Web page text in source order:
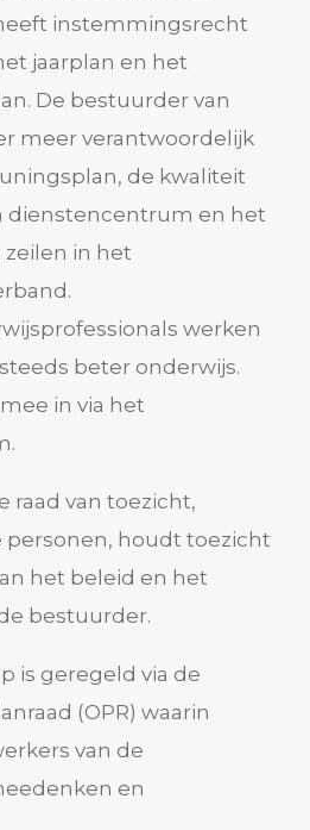
instemmingsrecht
jaarplan en het
De bestuurder van
meer verantwoordelijk
de kwaliteit
dienstencentrum en het
in het
werken
beter onderwijs.
in via het
raad van toezicht,
personen, houdt toezicht
het beleid en het
bestuurder.
is geregeld via de
(OPR) waarin
van de
en